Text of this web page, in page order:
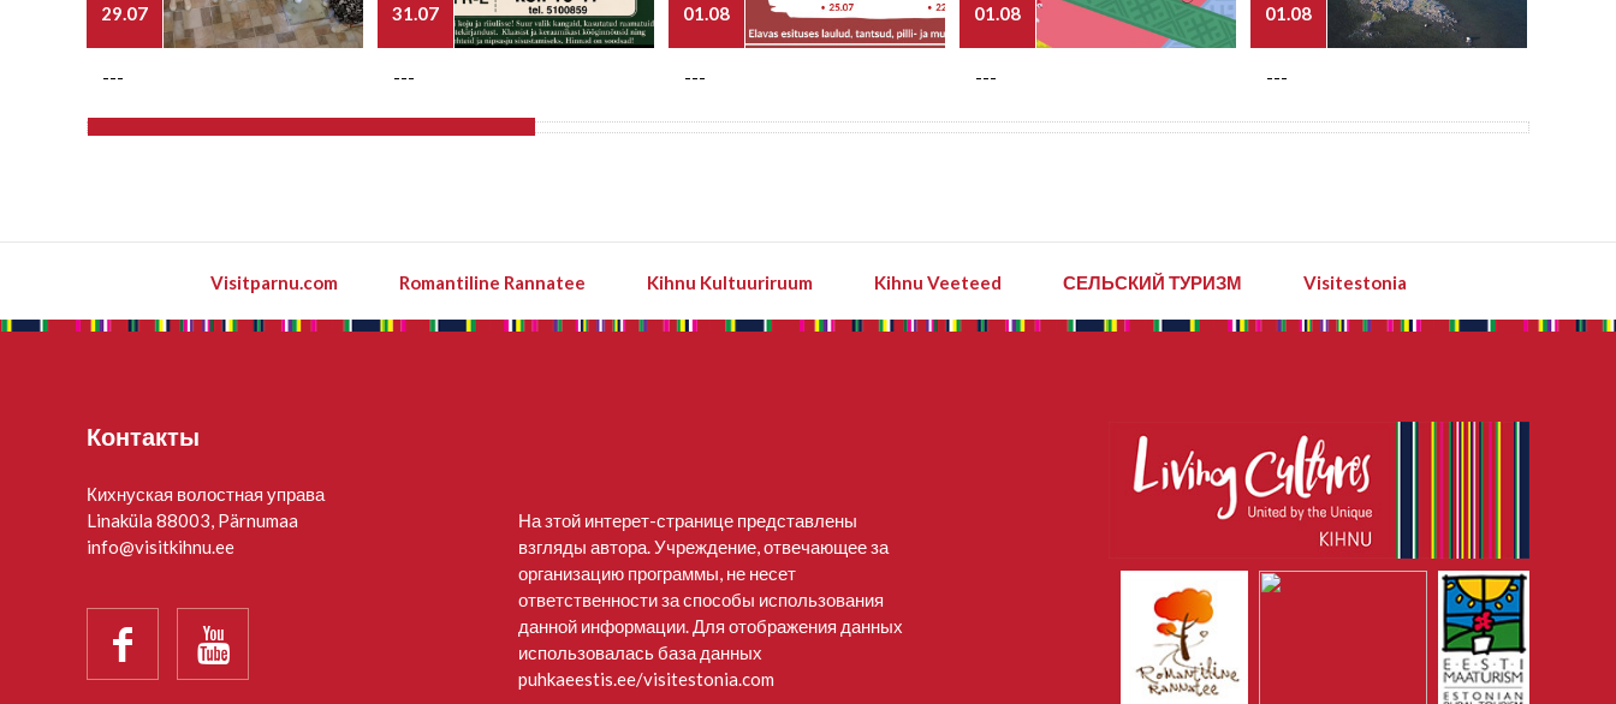
29.07
---
31.07
---
01.08
---
01.08
---
01.08
---
Visitparnu.com Romantiline Rannatee Kihnu Kultuuriruum Kihnu Veeteed СЕЛЬСКИЙ ТУРИЗМ Visitestonia
Контакты
Кихнуская волостная управа
Linaküla 88003, Pärnumaa
info@visitkihnu.ee
 
На зтой интерет-странице представлены
взгляды автора. Учреждение, отвечающее за
организацию программы, не несет
ответственности за способы использования
данной информации. Для отображения данных
использовалась база данных
puhkaeestis.ee/visitestonia.com